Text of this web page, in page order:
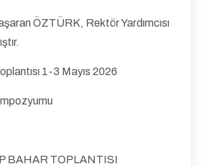
ÖZTÜRK, Rektör Yardımcısı
1-3 Mayıs 2026
BAHAR TOPLANTISI